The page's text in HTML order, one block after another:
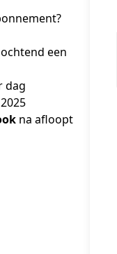
een
dag
na afloopt